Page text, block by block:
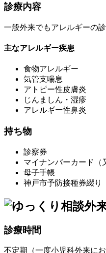
診療内容
一般外来でもアレルギーの
主なアレルギー疾患
食物アレルギー
気管支喘息
アトピー性皮膚炎
じんましん・湿疹
アレルギー性鼻炎
持ち物
診察券
マイナンバーカード（
母子手帳
神戸市予防接種券綴り
診療時間
不定期（一度小児科外来に